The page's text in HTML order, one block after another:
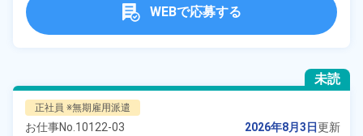
WEBで応募する
未読
正社員 ※無期雇用派遣
お仕事No. 10122-03 2026年8月3日更新